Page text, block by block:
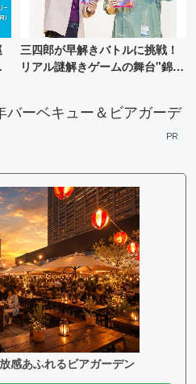
三四郎が早解きバトルに挑戦！
リアル謎解きゲームの舞台"錦糸
ーベキュー＆ビアガーデ
PR
感あふれるビアガーデン